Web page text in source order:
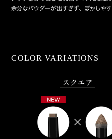
COLOR VARIATIONS